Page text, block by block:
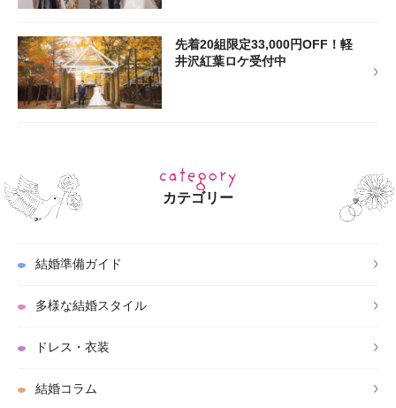
先着20組限定33,000円OFF！軽
井沢紅葉ロケ受付中
カテゴリー
結婚準備ガイド
多様な結婚スタイル
ドレス・衣装
結婚コラム